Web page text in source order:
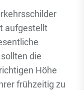
aufgestellt
die
Höhe
frühzeitig zu